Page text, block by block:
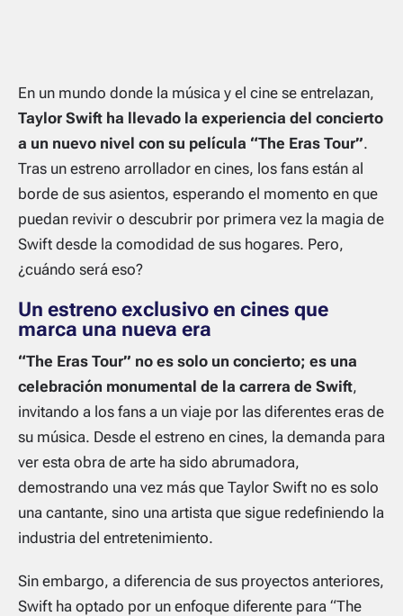
En un mundo donde la música y el cine se entrelazan,
Taylor Swift ha llevado la experiencia del concierto
a un nuevo nivel con su película “The Eras Tour”.
Tras un estreno arrollador en cines, los fans están al
borde de sus asientos, esperando el momento en que
puedan revivir o descubrir por primera vez la magia de
Swift desde la comodidad de sus hogares. Pero,
¿cuándo será eso?
Un estreno exclusivo en cines que
marca una nueva era
“The Eras Tour” no es solo un concierto; es una
celebración monumental de la carrera de Swift,
invitando a los fans a un viaje por las diferentes eras de
su música. Desde el estreno en cines, la demanda para
ver esta obra de arte ha sido abrumadora,
demostrando una vez más que Taylor Swift no es solo
una cantante, sino una artista que sigue redefiniendo la
industria del entretenimiento.
Sin embargo, a diferencia de sus proyectos anteriores,
Swift ha optado por un enfoque diferente para “The